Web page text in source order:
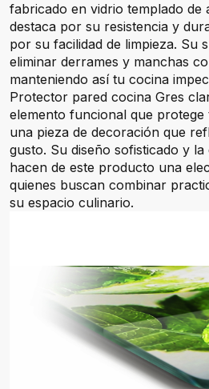
fabricado en vidrio templado de
destaca por su resistencia y
por su facilidad de limpieza. Su
eliminar derrames y manchas
manteniendo así tu cocina
Protector pared cocina Gres
elemento funcional que
una pieza de decoración que
gusto. Su diseño sofisticado y la
hacen de este producto una
quienes buscan combinar
su espacio culinario.